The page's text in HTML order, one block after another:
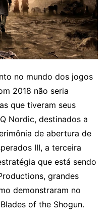
no mundo dos jogos
2018 não seria
que tiveram seus
Nordic, destinados a
de abertura de
III, a terceira
que está sendo
grandes
demonstraram no
of the Shogun.